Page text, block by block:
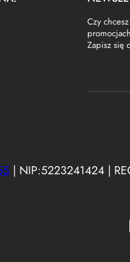
Czy
Zapisz się
a
| NIP:5223241424 |